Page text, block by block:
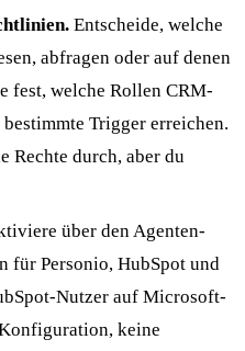
Entscheide, welche
abfragen oder auf denen
fest, welche Rollen CRM-
Trigger erreichen.
Rechte durch, aber du
über den Agenten-
für Personio, HubSpot und
Nutzer auf Microsoft-
keine